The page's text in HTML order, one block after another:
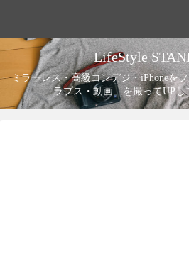
LifeStyle
ミラーレス・高級コンデジ・iPhoneを
ラプス・動画」を撮ってUP